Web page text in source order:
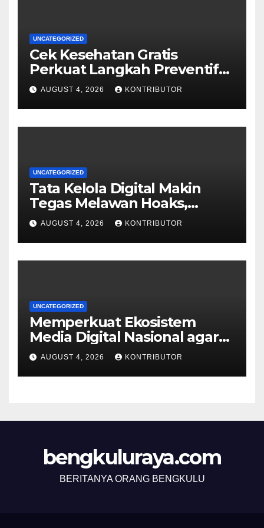
UNCATEGORIZED
Cek Kesehatan Gratis
Perkuat Langkah Preventif
Menuju Indonesia Lebih
Sehat
AUGUST 4, 2026 KONTRIBUTOR
UNCATEGORIZED
Tata Kelola Digital Makin
Tegas Melawan Hoaks,
Deepfake, dan Halusinasi AI
AUGUST 4, 2026 KONTRIBUTOR
UNCATEGORIZED
Memperkuat Ekosistem
Media Digital Nasional agar
Hoaks AI Tak Menguasai
Ruang Publik
AUGUST 4, 2026 KONTRIBUTOR
bengkuluraya.com
BERITANYA ORANG BENGKULU